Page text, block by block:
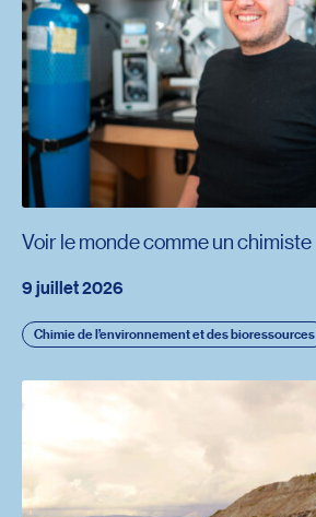
9 juillet 2026
Chimie de l’environnement et des bioressources
Voir le monde comme un chimiste